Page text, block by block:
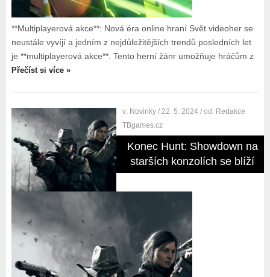
**Multiplayerová akce**: Nová éra online hraní Svět videoher se
neustále vyvíjí a jedním z nejdůležitějších trendů posledních let
je **multiplayerová akce**. Tento herní žánr umožňuje hráčům z
Přečíst si více »
v: Novinky / 22. 5. 2024 / od: Redakce
TBgames.cz
Konec Hunt: Showdown na
starších konzolích se blíží